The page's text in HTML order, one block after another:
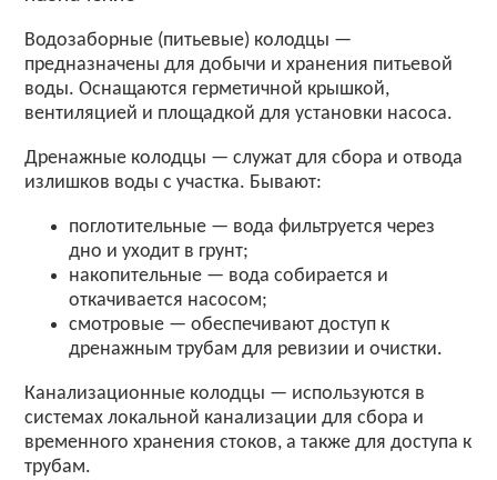
Водозаборные (питьевые) колодцы —
предназначены для добычи и хранения питьевой
воды. Оснащаются герметичной крышкой,
вентиляцией и площадкой для установки насоса.
Дренажные колодцы — служат для сбора и отвода
излишков воды с участка. Бывают:
поглотительные — вода фильтруется через
дно и уходит в грунт;
накопительные — вода собирается и
откачивается насосом;
смотровые — обеспечивают доступ к
дренажным трубам для ревизии и очистки.
Канализационные колодцы — используются в
системах локальной канализации для сбора и
временного хранения стоков, а также для доступа к
трубам.